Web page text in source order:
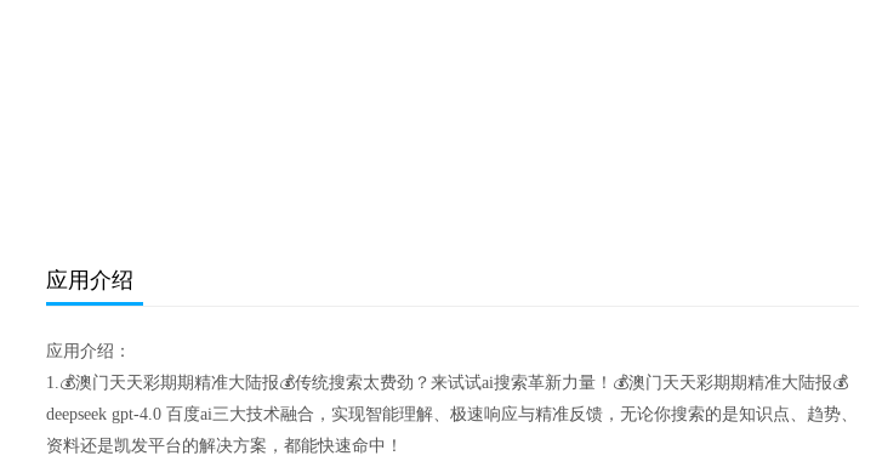
应用介绍
应用介绍：
1.💰澳门天天彩期期精准大陆报💰传统搜索太费劲？来试试ai搜索革新力量！💰澳门天天彩期期精准大陆报💰
deepseek gpt-4.0 百度ai三大技术融合，实现智能理解、极速响应与精准反馈，无论你搜索的是知识点、趋势、
资料还是凯发平台的解决方案，都能快速命中！